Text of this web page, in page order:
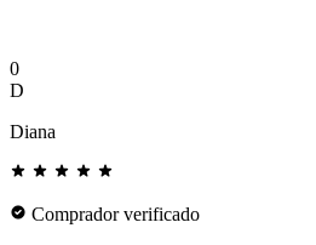
0
D
Diana
Comprador verificado